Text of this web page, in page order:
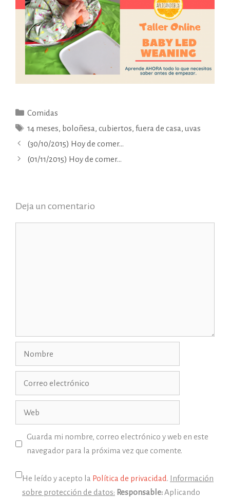
Categorías
Comidas
Etiquetas
14 meses, boloñesa,cubiertos,fuera de casa,uvas
(30/10/2015) Hoy de comer…
(01/11/2015) Hoy de comer…
Deja un comentario
Guarda mi nombre, correo electrónico y web en este
navegador para la próxima vez que comente.
He leído y acepto la Política de privacidad . Información
sobre protección de datos: Responsable:Aplicando